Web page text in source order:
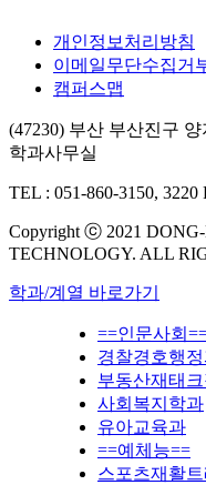
개인정보처리방침
이메일무단수집거
캠퍼스맵
(47230) 부산 부산진구
학과사무실
TEL : 051-860-3150, 3220
Copyright ⓒ 2021
TECHNOLOGY. ALL
학과/계열 바로가기
==인문사회
경찰경호행
부동산재태
사회복지학과
유아교육과
==예체능==
스포츠재활